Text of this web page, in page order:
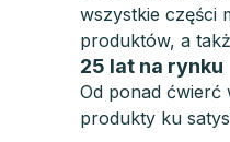
wszystkie części
produktów, a
25 lat na rynku
Od ponad ćwierć
produkty ku